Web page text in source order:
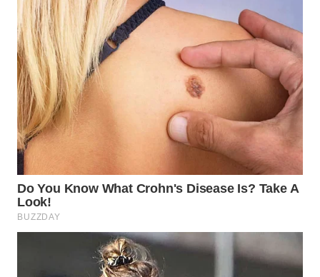
KARAWANG
WN
BEKASI
WN
BOGOR
WN
TAPANULI
UTARA